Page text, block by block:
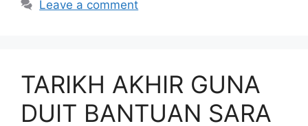
Leave a comment
TARIKH AKHIR GUNA
DUIT BANTUAN SARA